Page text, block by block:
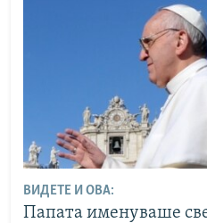
ВИДЕТЕ И ОВА:
Папата именуваше